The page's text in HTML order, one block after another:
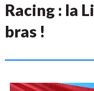
Racing : la
bras !